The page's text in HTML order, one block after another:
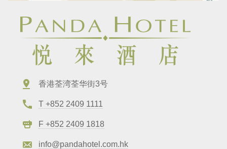
香港荃湾荃华街3号
T +852 2409 1111
F +852 2409 1818
info@pandahotel.com.hk